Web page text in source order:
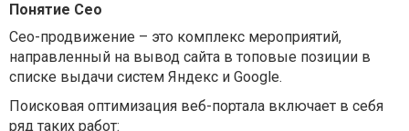
Понятие Сео
Сео-продвижение – это комплекс мероприятий,
направленный на вывод сайта в топовые позиции в
списке выдачи систем Яндекс и Google.
Поисковая оптимизация веб-портала включает в себя
ряд таких работ: